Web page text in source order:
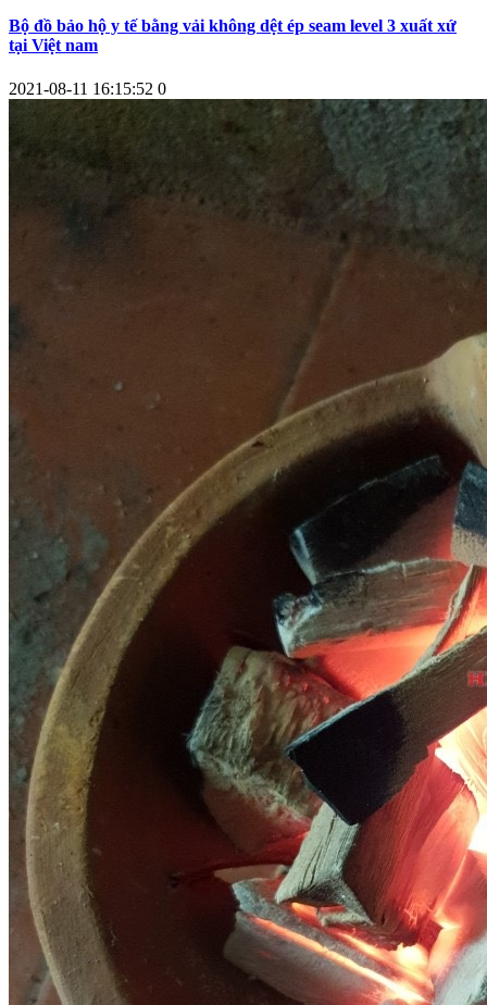
Bộ đồ bảo hộ y tế bằng vải không dệt ép seam level 3 xuất xứ
tại Việt nam
2021-08-11 16:15:52 0